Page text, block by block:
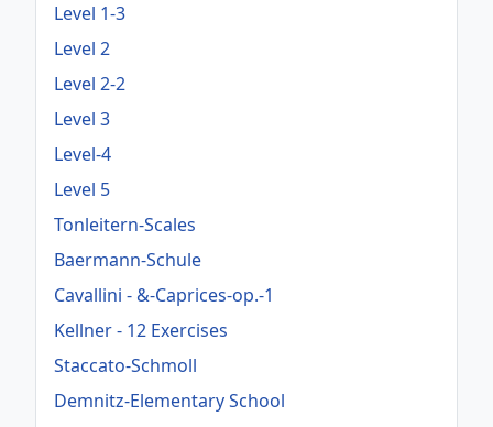
Level 1-3
Level 2
Level 2-2
Level 3
Level-4
Level 5
Tonleitern-Scales
Baermann-Schule
Cavallini - &-Caprices-op.-1
Kellner - 12 Exercises
Staccato-Schmoll
Demnitz-Elementary School